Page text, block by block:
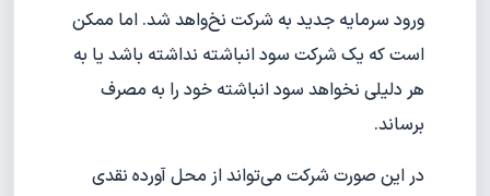
ورود سرمایه جدید به شرکت نخ‌واهد شد. اما ممکن
است که یک شرکت سود انباشته نداشته باشد یا به
هر دلیلی نخواهد سود انباشته خود را به مصرف
برساند.
در این صورت شرکت می‌تواند از محل آورده نقدی